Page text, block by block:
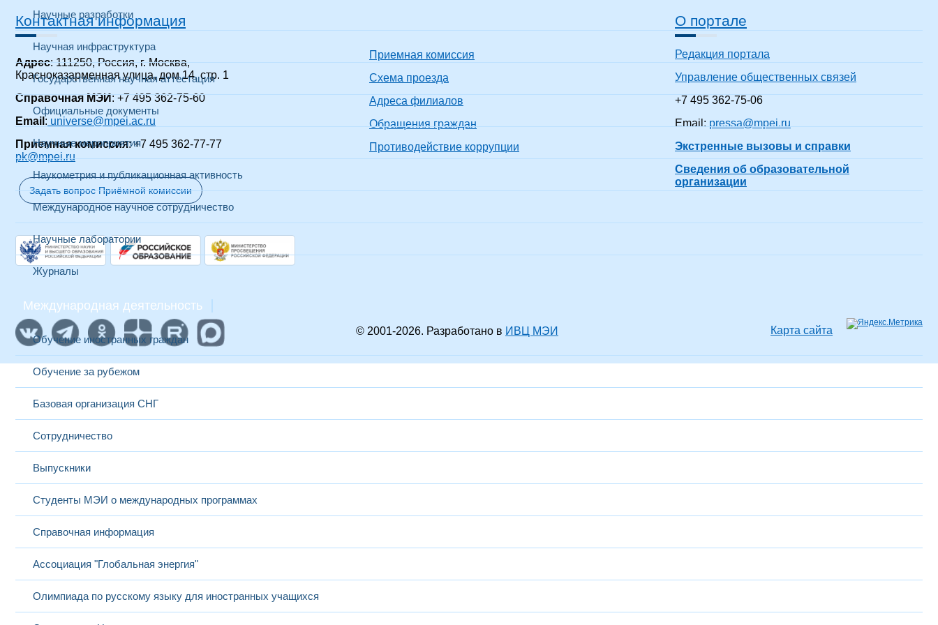
Научные разработки
Научная инфраструктура
Государственная научная аттестация
Официальные документы
Научные мероприятия
Наукометрия и публикационная активность
Международное научное сотрудничество
Научные лаборатории
Журналы
Международная деятельность
Обучение иностранных граждан
Обучение за рубежом
Базовая организация СНГ
Сотрудничество
Выпускники
Студенты МЭИ о международных программах
Справочная информация
Ассоциация "Глобальная энергия"
Олимпиада по русскому языку для иностранных учащихся
Контактная информация
Адрес: 111250, Россия, г. Москва,
Красноказарменная улица, дом 14, стр. 1
Справочная МЭИ: +7 495 362-75-60
Email : universe@mpei.ac.ru
Приемная комиссия: +7 495 362-77-77
pk@mpei.ru
Задать вопрос Приёмной комиссии
Приемная комиссия
Схема проезда
Адреса филиалов
Обращения граждан
Противодействие коррупции
О портале
Редакция портала
Управление общественных связей
+7 495 362-75-06
Email: pressa@mpei.ru
Экстренные вызовы и справки
Сведения об образовательной
организации
© 2001-2026. Разработано в ИВЦ МЭИ Карта сайта